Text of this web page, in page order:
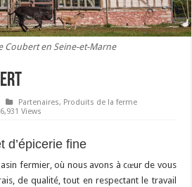
Coubert en Seine-et-Marne
Partenaires, Produits de la ferme
Views
d’épicerie fine
fermier, où nous avons à cœur de vous
de qualité, tout en respectant le travail